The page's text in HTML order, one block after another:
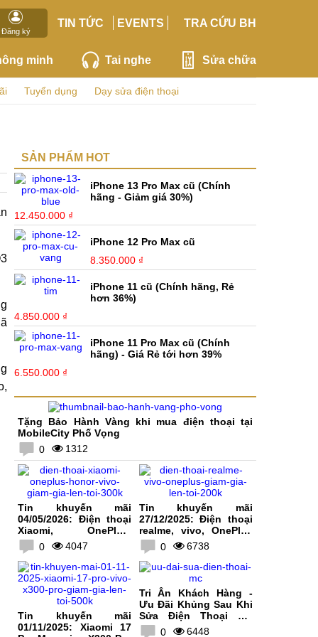
Đăng ký
TIN TỨC EVENTS TRA CỨU BH
minh Tai nghe Sửa chữa
Tuyển dụng Dạy sửa điện thoại
SẢN PHẨM HOT
iPhone 13 Pro Max cũ (Chính
hãng - Giảm giá 30%)
12.450.000 ₫
iPhone 12 Pro Max cũ
8.350.000 ₫
iPhone 11 cũ (Chính hãng, Rẻ
hơn 36%)
4.850.000 ₫
iPhone 11 Pro Max cũ (Chính
hãng) - Giá Rẻ tới hơn 39%
6.550.000 ₫
Tặng Bảo Hành Vàng khi mua điện thoại tại
MobileCity Phố Vọng
0
1312
Tin khuyến mãi
04/05/2026: Điện thoại
Xiaomi, OnePlus,
HONOR, vivo giảm giá
lên tới 300K
0 4047
Tin khuyến mãi
27/12/2025: Điện thoại
realme, vivo, OnePlus
giảm giá lên tới 200K
0 6738
Tin khuyến mãi
01/11/2025: Xiaomi 17
Tri Ân Khách Hàng -
Ưu Đãi Khủng Sau Khi
Sửa Điện Thoại Tại
MobileCity
0 6448